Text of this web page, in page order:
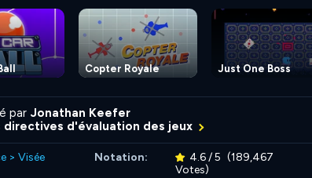
Copter Royale Just One Boss
par Jonathan Keefer
directives d'évaluation des jeux
> Visée Notation: 4.6 / 5 (189,467
Votes)